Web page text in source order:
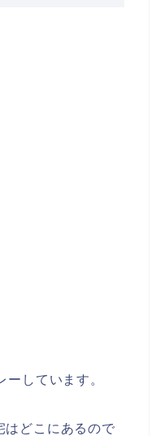
しています。
はどこにあるので